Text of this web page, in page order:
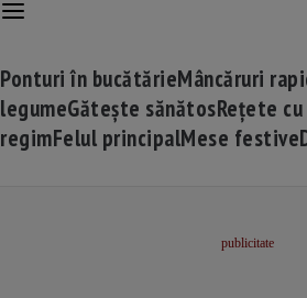
Ponturi în bucătărieMâncăruri
legumeGătește sănătosRețete
regimFelul principalMese festive